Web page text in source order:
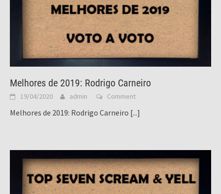
Melhores de 2019: Rodrigo Carneiro
19/04/2020 admin Comment
Melhores de 2019: Rodrigo Carneiro [...]